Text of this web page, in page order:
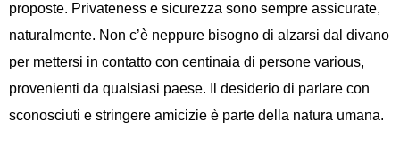
proposte. Privateness e sicurezza sono sempre assicurate,
naturalmente. Non c’è neppure bisogno di alzarsi dal divano
per mettersi in contatto con centinaia di persone various,
provenienti da qualsiasi paese. Il desiderio di parlare con
sconosciuti e stringere amicizie è parte della natura umana.